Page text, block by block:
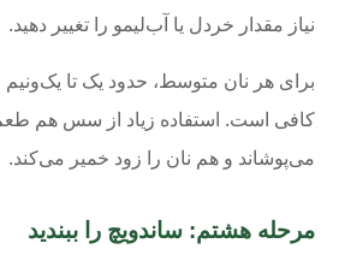
نیاز مقدار خردل یا آب‌لیمو را تغییر دهید.
برای هر نان متوسط، حدود یک تا
کافی است. استفاده زیاد از سس هم طعم
می‌پوشاند و هم نان را زود خمیر می‌کند.
مرحله هشتم: ساندویچ را ببندید